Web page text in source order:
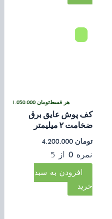
هر قسطتومان1.050.000
•
کف پوش عایق برق
ضخامت ۲ میلیمتر
تومان 4.200.000
نمره0 از 5
افزودن به سبد
خرید